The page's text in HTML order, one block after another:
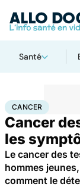
Santé
AccueilSanté
CANCER
Cancer
les
Le cancer des
hommes
comment le